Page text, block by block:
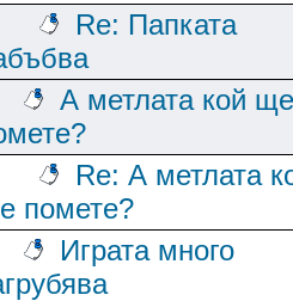
Re: Папката
А метлата кой ще
Re: А метлата
помете?
Играта много